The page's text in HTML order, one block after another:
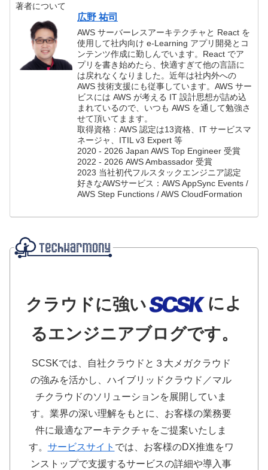
著者について
広野 祐司
AWS サーバーレスアーキテクチャと React を
使用して社内向け e-Learning アプリ開発とコ
ンテンツ作成に勤しんでいます。React でア
プリを書き始めたら、快適すぎて他の言語に
は戻れなくなりました。近年は社内外への
AWS 技術支援にも従事しています。AWS サー
ビスには AWS が考える IT 設計思想が詰め込
まれているので、いつも AWS を通して勉強さ
せて頂いてまます。
取得資格：AWS 認定は13資格、IT サービスマ
ネージャ、ITIL v3 Expert 等
2020 - 2026 Japan AWS Top Engineer 受賞
2022 - 2026 AWS Ambassador 受賞
2023 当社初代フルスタックエンジニア認定
好きなAWSサービス：AWS AppSync Events /
AWS Step Functions / AWS CloudFormation
クラウドに強い
によ
るエンジニアブログです。
SCSKでは、自社クラウドと３大メガクラウド
の強みを活かし、ハイブリッドクラウド／マル
チクラウドのソリューションを展開していま
す。業界の深い理解をもとに、お客様の業務要
件に最適なアーキテクチャをご提案いたしま
す。 サービスサイト では、お客様のDX推進をワ
ンストップで支援するサービスの詳細や導入事